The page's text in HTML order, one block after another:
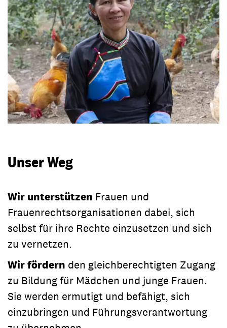
Unser Weg
Wir unterstützen Frauen und
Frauenrechtsorganisationen dabei, sich
selbst für ihre Rechte einzusetzen und sich
zu vernetzen.
Wir fördern den gleichberechtigten Zugang
zu Bildung für Mädchen und junge Frauen.
Sie werden ermutigt und befähigt, sich
einzubringen und Führungsverantwortung